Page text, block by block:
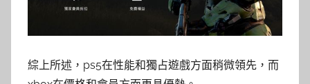
綜上所述，ps5在性能和獨占遊戲方面稍微領先，而